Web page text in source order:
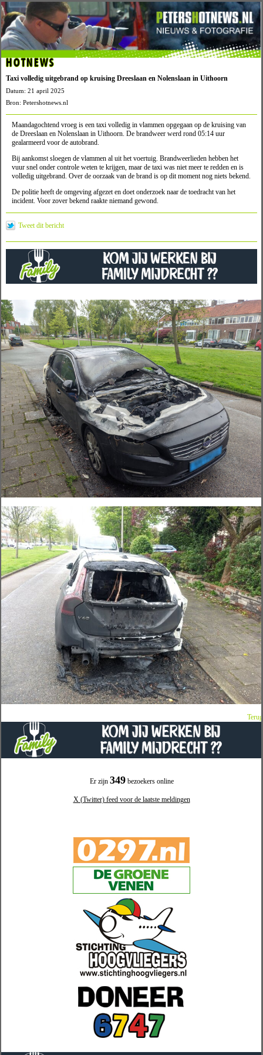
Er zijn 349bezoekers online
X (Twitter) feed voor de laatste meldingen
HOTNEWS
Taxi volledig uitgebrand op kruising Dreeslaan en Nolenslaan in Uithoorn
Datum: 21 april 2025
Bron: Petershotnews.nl
Maandagochtend vroeg is een taxi volledig in vlammen opgegaan op de kruising van
de Dreeslaan en Nolenslaan in Uithoorn. De brandweer werd rond 05:14 uur
gealarmeerd voor de autobrand.
Bij aankomst sloegen de vlammen al uit het voertuig. Brandweerlieden hebben het
vuur snel onder controle weten te krijgen, maar de taxi was niet meer te redden en is
volledig uitgebrand. Over de oorzaak van de brand is op dit moment nog niets bekend.
De politie heeft de omgeving afgezet en doet onderzoek naar de toedracht van het
incident. Voor zover bekend raakte niemand gewond.
Tweet dit bericht
Terug